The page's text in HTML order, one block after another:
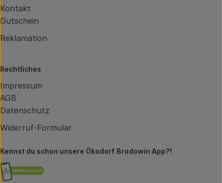
Kontakt
Gutschein
Reklamation
Rechtliches
Impressum
AGB
Datenschutz
Widerruf-Formular
Kennst du schon unsere Ökodorf Brodowin App?!
Externer Link zu https://brodowin.de/